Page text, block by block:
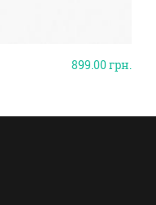
899.00грн.